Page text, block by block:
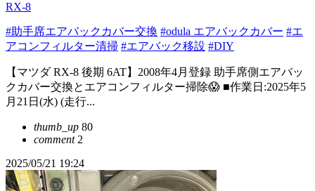
RX-8
#助手席エアバックカバー交換 #odula エアバックカバー #エ
アコンフィルター清掃 #エアバック移設 #DIY
【マツダ RX-8 後期 6AT】2008年4月登録 助手席側エアバッ
クカバー交換とエアコンフィルター掃除😱 ■作業日:2025年5
月21日(水) (走行...
thumb_up 80
comment2
2025/05/21 19:24